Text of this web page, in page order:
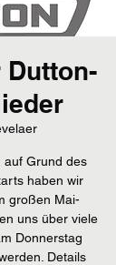
Dutton-
auf Grund des
haben wir
großen Mai-
uns über viele
Donnerstag
Details